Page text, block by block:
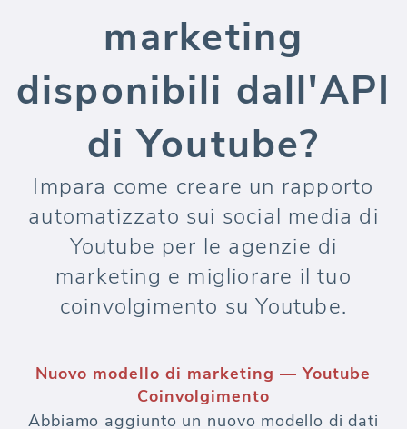
marketing
disponibili dall'API
di Youtube?
Impara come creare un rapporto
automatizzato sui social media di
Youtube per le agenzie di
marketing e migliorare il tuo
coinvolgimento su Youtube.
Nuovo modello di marketing — Youtube
Coinvolgimento
Abbiamo aggiunto un nuovo modello di dati